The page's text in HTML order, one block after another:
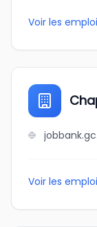
Voir les
Voir les